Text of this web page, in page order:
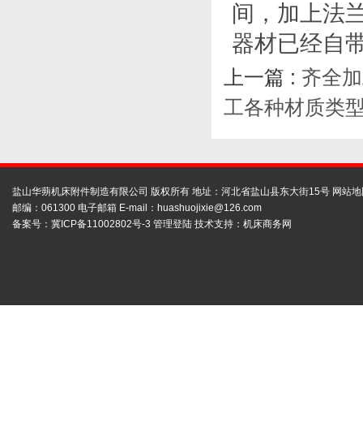
间，加上法
器材已经自
上一篇 : 齐全
工各种材质类
盐山华蒴机床附件制造有限公司 版权所有 地址：河北省盐山县东大街15号 网站
邮编：061300 电子邮箱 E-mail： huashuojixie@126.com
备案号： 冀ICP备11002802号-3 管理登陆 技术支持： 机床商务网